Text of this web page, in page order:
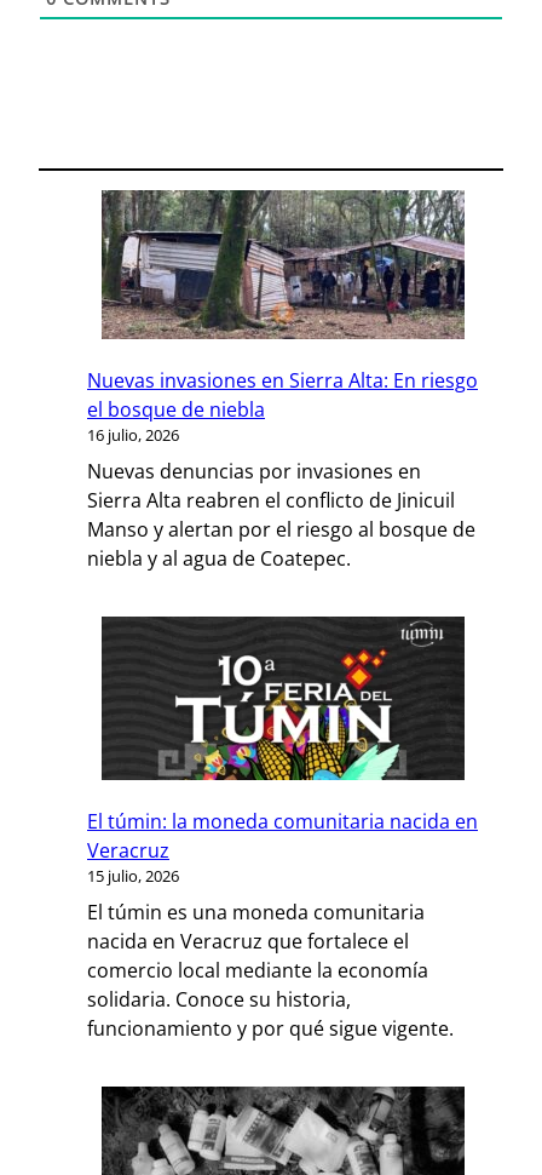
Nuevas invasiones en Sierra Alta: En riesgo
el bosque de niebla
16 julio, 2026
Nuevas denuncias por invasiones en
Sierra Alta reabren el conflicto de Jinicuil
Manso y alertan por el riesgo al bosque de
niebla y al agua de Coatepec.
El túmin: la moneda comunitaria nacida en
Veracruz
15 julio, 2026
El túmin es una moneda comunitaria
nacida en Veracruz que fortalece el
comercio local mediante la economía
solidaria. Conoce su historia,
funcionamiento y por qué sigue vigente.